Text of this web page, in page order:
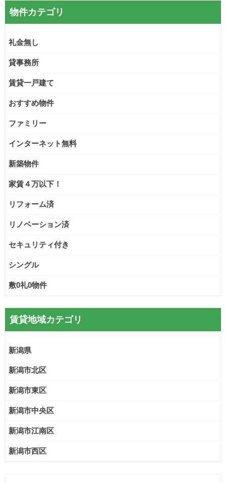
物件カテゴリ
礼金無し
貸事務所
賃貸一戸建て
おすすめ物件
ファミリー
インターネット無料
新築物件
家賃４万以下！
リフォーム済
リノベーション済
セキュリティ付き
シングル
敷0礼0物件
賃貸地域カテゴリ
新潟県
新潟市北区
新潟市東区
新潟市中央区
新潟市江南区
新潟市西区